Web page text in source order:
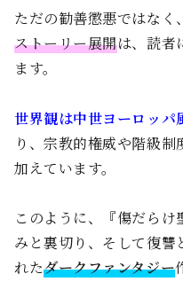
ただの勧善懲悪ではなく、
ストーリー展開は、読者
ます。
世界観は中世ヨーロッパ
り、宗教的権威や階級
加えています。
このように、『傷だら
みと裏切り、そして復讐
れたダークファンタジー